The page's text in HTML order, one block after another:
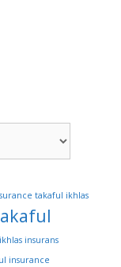
takaful ikhlas
insurans
insurance